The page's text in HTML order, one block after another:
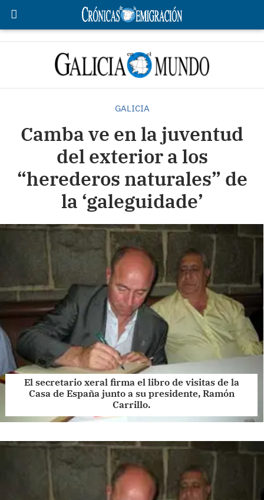
GALICIA
Camba ve en la juventud
del exterior a los
“herederos naturales” de
la ‘galeguidade’
El secretario xeral firma el libro de visitas de la
Casa de España junto a su presidente, Ramón
Carrillo.